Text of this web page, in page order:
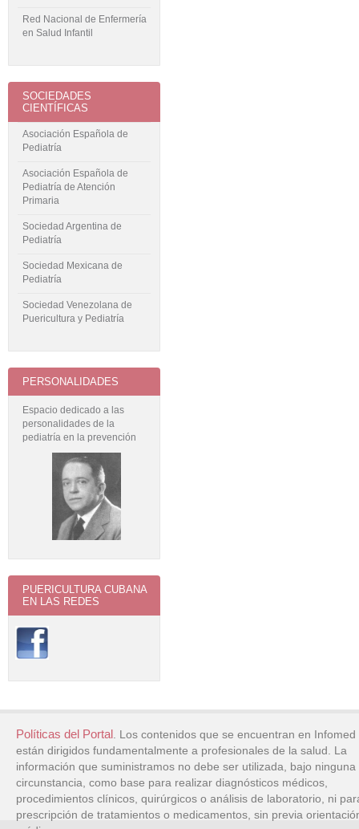
Red Nacional de Enfermería
en Salud Infantil
SOCIEDADES
CIENTÍFICAS
Asociación Española de
Pediatría
Asociación Española de
Pediatría de Atención
Primaria
Sociedad Argentina de
Pediatría
Sociedad Mexicana de
Pediatría
Sociedad Venezolana de
Puericultura y Pediatría
PERSONALIDADES
Espacio dedicado a las
personalidades de la
pediatría en la prevención
PUERICULTURA CUBANA
EN LAS REDES
Políticas del Portal. Los contenidos que se encuentran en Infomed
están dirigidos fundamentalmente a profesionales de la salud. La
información que suministramos no debe ser utilizada, bajo ninguna
circunstancia, como base para realizar diagnósticos médicos,
procedimientos clínicos, quirúrgicos o análisis de laboratorio, ni
prescripción de tratamientos o medicamentos, sin previa